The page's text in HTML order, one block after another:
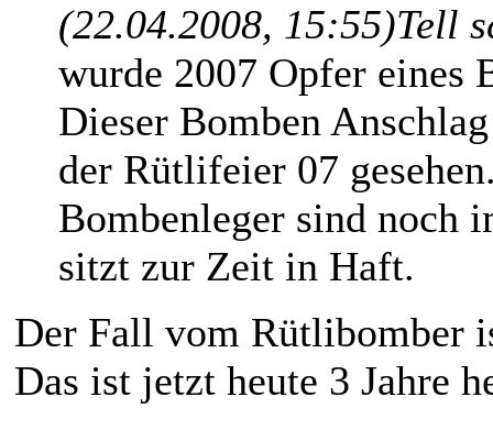
(22.04.2008, 15:55)Tell
wurde 2007 Opfer eines
Dieser Bomben
der Rütlifeier 07
Bombenleger sind noch
sitzt zur Zeit in Haft.
Der Fall vom Rütlibomber
Das ist jetzt heute 3 Jahre